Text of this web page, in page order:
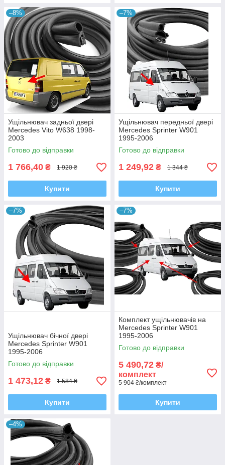
–8%
Ущільнювач задньої двері
Mercedes Vito W638 1998-
2003
Готово до відправки
1 766,40 ₴ 1 920 ₴
Купити
–7%
Ущільнювач передньої двері
Mercedes Sprinter W901
1995-2006
Готово до відправки
1 249,92 ₴ 1 344 ₴
Купити
–7%
Ущільнювач бічної двері
Mercedes Sprinter W901
1995-2006
Готово до відправки
1 473,12 ₴ 1 584 ₴
Купити
–7%
Комплект ущільнювачів на
Mercedes Sprinter W901
1995-2006
Готово до відправки
5 490,72 ₴/
комплект
5 904 ₴/комплект
Купити
–4%